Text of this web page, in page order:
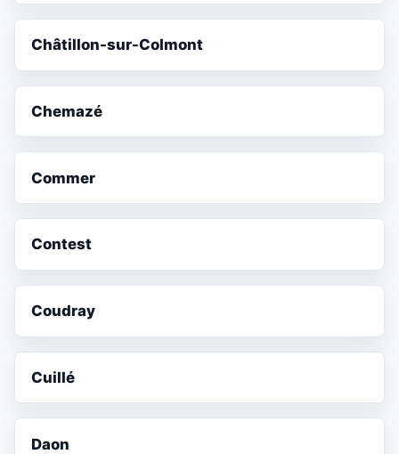
Châtillon-sur-Colmont
Chemazé
Commer
Contest
Coudray
Cuillé
Daon